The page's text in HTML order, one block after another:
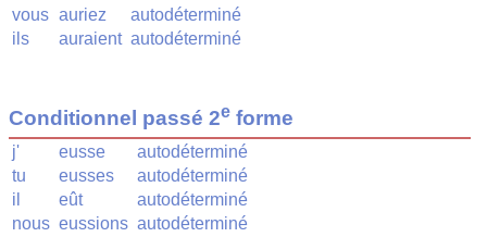
vous auriez
autodéterminé
ils
auraient autodéterminé
Conditionnel passé 2e forme
j' eusse
autodéterminé
tu
eusses
autodéterminé
il
eût
autodéterminé
nous eussions autodéterminé